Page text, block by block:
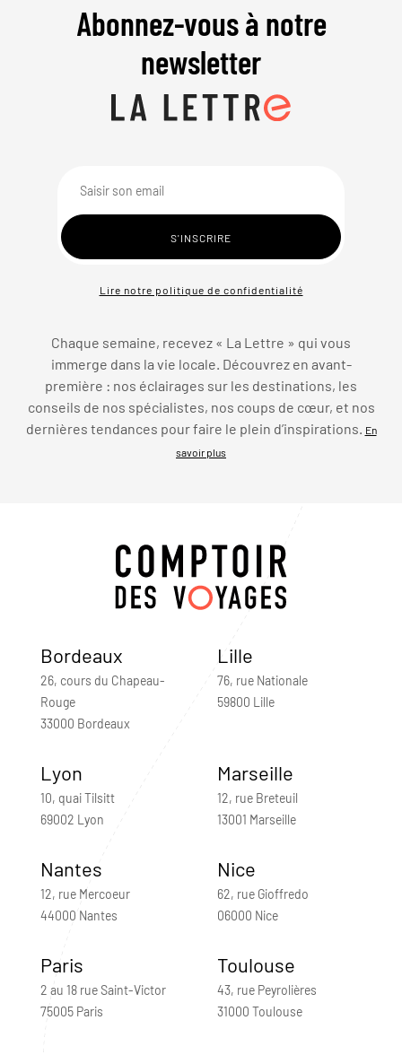
Abonnez-vous à notre
newsletter
Lire notre politique de confidentialité
Chaque semaine, recevez « La Lettre » qui vous
immerge dans la vie locale. Découvrez en avant-
première : nos éclairages sur les destinations, les
conseils de nos spécialistes, nos coups de cœur, et nos
dernières tendances pour faire le plein d’inspirations.
En
savoir plus
Bordeaux
26, cours du Chapeau-
Rouge
33000 Bordeaux
Lille
76, rue Nationale
59800 Lille
Lyon
10, quai Tilsitt
69002 Lyon
Marseille
12, rue Breteuil
13001 Marseille
Nantes
12, rue Mercoeur
44000 Nantes
Nice
62, rue Gioffredo
06000 Nice
Paris
2 au 18 rue Saint-Victor
75005 Paris
Toulouse
43, rue Peyrolières
31000 Toulouse